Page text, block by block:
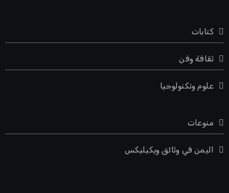
كتابات
ثقافة وفن
علوم وتكنولوجيا
منوعات
اليمن في وثائق ويكيليكس